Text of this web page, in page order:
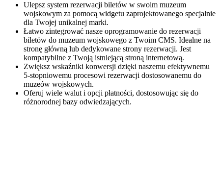
Ulepsz system rezerwacji biletów w swoim muzeum
wojskowym za pomocą widgetu zaprojektowanego specjalnie
dla Twojej unikalnej marki.
Łatwo zintegrować nasze oprogramowanie do rezerwacji
biletów do muzeum wojskowego z Twoim CMS. Idealne na
stronę główną lub dedykowane strony rezerwacji. Jest
kompatybilne z Twoją istniejącą stroną internetową.
Zwiększ wskaźniki konwersji dzięki naszemu efektywnemu
5-stopniowemu procesowi rezerwacji dostosowanemu do
muzeów wojskowych.
Oferuj wiele walut i opcji płatności, dostosowując się do
różnorodnej bazy odwiedzających.